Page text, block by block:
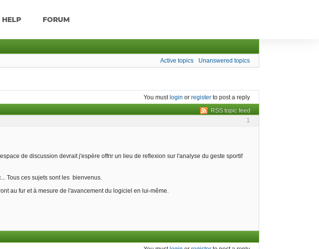
HELP FORUM
Active topics Unanswered topics
You mustlogin or register to post a reply
RSS topic feed
1
de discussion devrait j'espère offrir un lieu de reflexion sur l'analyse du geste sportif
Tous ces sujets sont les bienvenus.
au fur et à mesure de l'avancement du logiciel en lui-même.